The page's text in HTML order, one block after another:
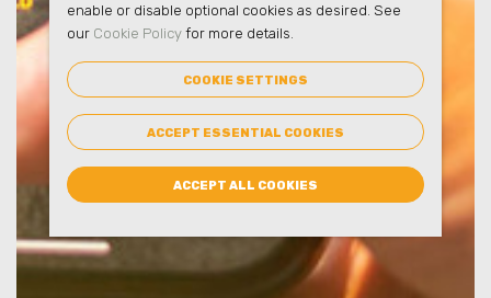
enable or disable optional cookies as desired. See
our Cookie Policyfor more details.
COOKIE SETTINGS
ACCEPT ESSENTIAL COOKIES
ACCEPT ALL COOKIES